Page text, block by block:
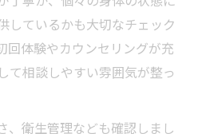
しているかも大切なチェック
回体験やカウンセリングが充
て相談しやすい雰囲気が整っ
、衛生管理なども確認しまし